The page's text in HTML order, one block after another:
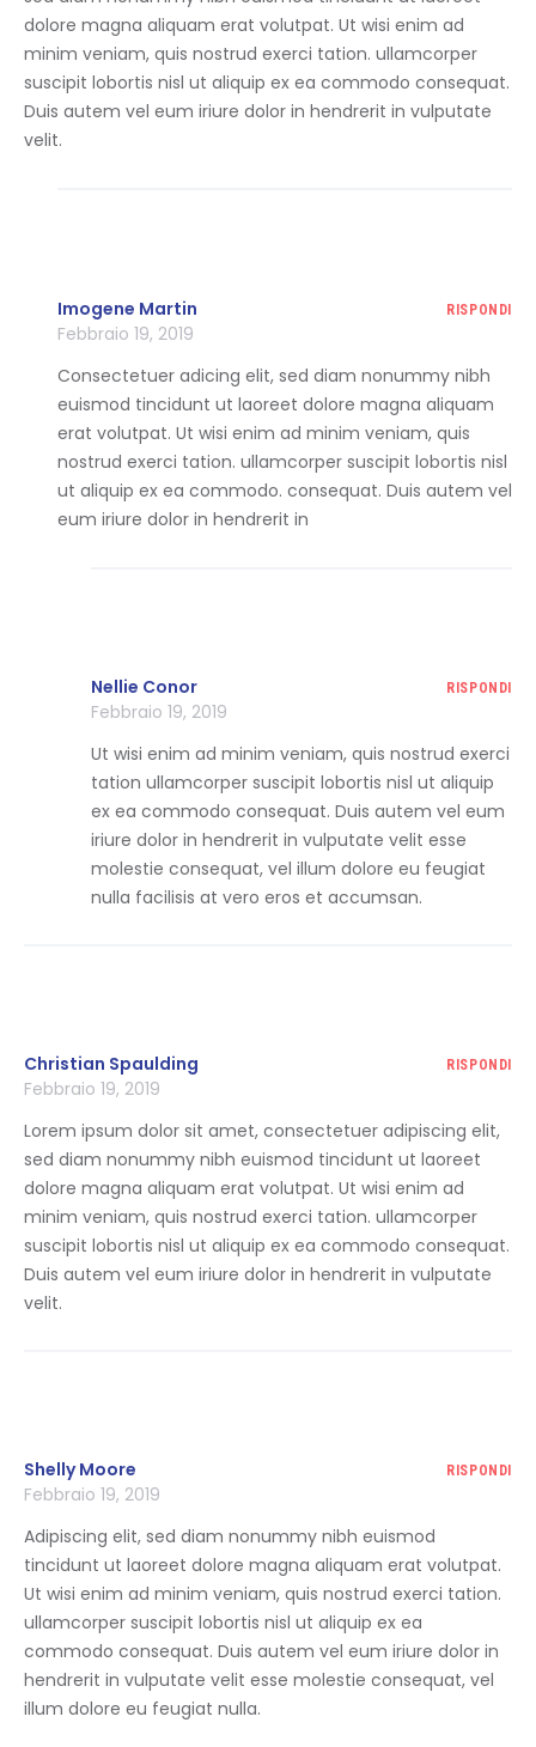
dolore magna aliquam erat volutpat. Ut wisi enim ad
minim veniam, quis nostrud exerci tation. ullamcorper
suscipit lobortis nisl ut aliquip ex ea commodo consequat.
Duis autem vel eum iriure dolor in hendrerit in vulputate
velit.
Imogene Martin
Febbraio 19, 2019
Consectetuer adicing elit, sed diam nonummy nibh
euismod tincidunt ut laoreet dolore magna aliquam
erat volutpat. Ut wisi enim ad minim veniam, quis
nostrud exerci tation. ullamcorper suscipit lobortis nisl
ut aliquip ex ea commodo. consequat. Duis autem vel
eum iriure dolor in hendrerit in
RISPONDI
Nellie Conor
Febbraio 19, 2019
Ut wisi enim ad minim veniam, quis nostrud exerci
tation ullamcorper suscipit lobortis nisl ut aliquip
ex ea commodo consequat. Duis autem vel eum
iriure dolor in hendrerit in vulputate velit esse
molestie consequat, vel illum dolore eu feugiat
nulla facilisis at vero eros et accumsan.
RISPONDI
Christian Spaulding
Febbraio 19, 2019
Lorem ipsum dolor sit amet, consectetuer adipiscing elit,
sed diam nonummy nibh euismod tincidunt ut laoreet
dolore magna aliquam erat volutpat. Ut wisi enim ad
minim veniam, quis nostrud exerci tation. ullamcorper
suscipit lobortis nisl ut aliquip ex ea commodo consequat.
Duis autem vel eum iriure dolor in hendrerit in vulputate
velit.
RISPONDI
Shelly Moore
Febbraio 19, 2019
Adipiscing elit, sed diam nonummy nibh euismod
tincidunt ut laoreet dolore magna aliquam erat volutpat.
Ut wisi enim ad minim veniam, quis nostrud exerci tation.
ullamcorper suscipit lobortis nisl ut aliquip ex ea
commodo consequat. Duis autem vel eum iriure dolor in
hendrerit in vulputate velit esse molestie consequat, vel
illum dolore eu feugiat nulla.
RISPONDI